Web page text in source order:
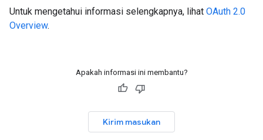
Untuk mengetahui informasi selengkapnya, lihat OAuth 2.0
Overview.
Apakah informasi ini membantu?
Kirim masukan